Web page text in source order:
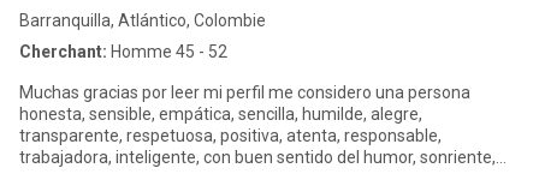
Barranquilla, Atlántico, Colombie
Cherchant: Homme 45 - 52
Muchas gracias por leer mi perfil me considero una persona
honesta, sensible, empática, sencilla, humilde, alegre,
transparente, respetuosa, positiva, atenta, responsable,
trabajadora, inteligente, con buen sentido del humor, sonriente,